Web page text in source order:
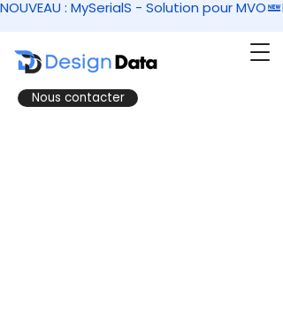
Nous contacter
NOUVEAU : MySerialS - Solution pour MVO